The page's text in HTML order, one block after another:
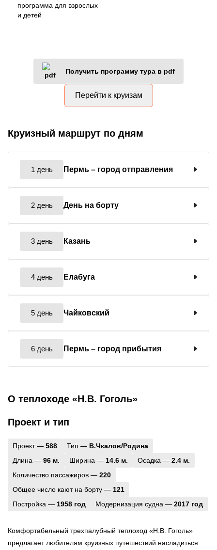
программа для взрослых
и детей
Получить программу тура в pdf
Перейти к круизам
Круизный маршрут по дням
1 день Пермь – город отправления
2 день День на борту
3 день Казань
4 день Елабуга
5 день Чайковский
6 день Пермь – город прибытия
О теплоходе «Н.В. Гоголь»
Проект и тип
Проект — 588 Тип — В.Чкалов/Родина
Длина — 96 м. Ширина — 14.6 м. Осадка — 2.4 м.
Количество пассажиров — 220
Общее число кают на борту — 121
Постройка — 1958 год Модернизация судна — 2017 год
Комфортабельный трехпалубный теплоход «Н.В. Гоголь»
предлагает любителям круизных путешествий насладиться